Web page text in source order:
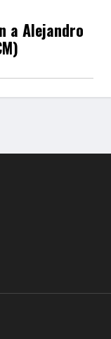
a Alejandro